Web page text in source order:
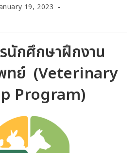
19, 2023
นักศึกษาฝึกงาน
ทย์ (Veterinary
Program)